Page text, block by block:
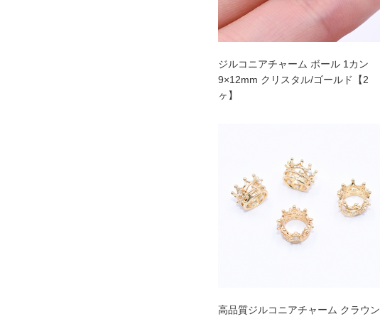
ジルコニアチャーム ボール 1カン
9×12mm クリスタル/ゴールド【2
ヶ】
高品質ジルコニアチャーム クラウン